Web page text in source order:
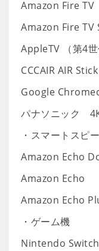
Amazon Fire TV
Amazon Fire TV
AppleTV （第4世
CCCAIR AIR
Google
パナソニック
・スマートスピ
Amazon Echo
Amazon Echo
Amazon Echo
・ゲーム機
Nintendo Switch